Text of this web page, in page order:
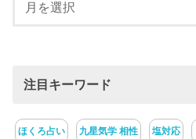
注目キーワード
ほくろ占い 九星気学 相性 塩対応